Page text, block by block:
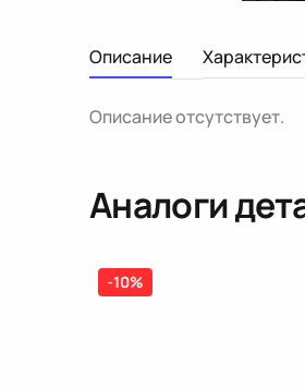
Описание
Описание отсутствует.
Аналоги
-10%